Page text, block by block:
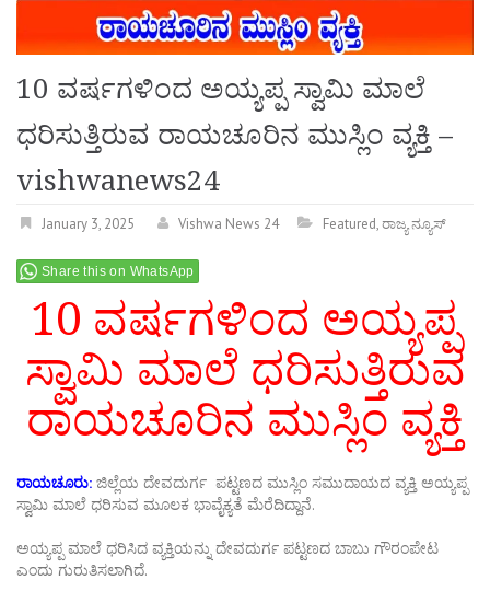
10 ವರ್ಷಗಳಿಂದ ಅಯ್ಯಪ್ಪ ಸ್ವಾಮಿ ಮಾಲೆ
ಧರಿಸುತ್ತಿರುವ ರಾಯಚೂರಿನ ಮುಸ್ಲಿಂ ವ್ಯಕ್ತಿ –
vishwanews24
January 3, 2025 Vishwa News 24 Featured,ರಾಜ್ಯ ನ್ಯೂಸ್
Share this on WhatsApp
10 ವರ್ಷಗಳಿಂದ ಅಯ್ಯಪ್ಪ
ಸ್ವಾಮಿ ಮಾಲೆ ಧರಿಸುತ್ತಿರುವ
ರಾಯಚೂರಿನ ಮುಸ್ಲಿಂ ವ್ಯಕ್ತಿ
ರಾಯಚೂರು: ಜಿಲ್ಲೆಯ ದೇವದುರ್ಗ ಪಟ್ಟಣದ ಮುಸ್ಲಿಂ ಸಮುದಾಯದ ವ್ಯಕ್ತಿ ಅಯ್ಯಪ್ಪ
ಸ್ವಾಮಿ ಮಾಲೆ ಧರಿಸುವ ಮೂಲಕ ಭಾವೈಕ್ಯತೆ ಮೆರೆದಿದ್ದಾನೆ.
ಅಯ್ಯಪ್ಪ ಮಾಲೆ ಧರಿಸಿದ ವ್ಯಕ್ತಿಯನ್ನು ದೇವದುರ್ಗ ಪಟ್ಟಣದ ಬಾಬು ಗೌರಂಪೇಟ
ಎಂದು ಗುರುತಿಸಲಾಗಿದೆ.